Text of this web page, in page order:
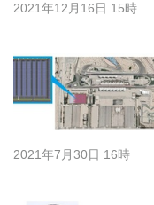
2021年12月16日 15時
2021年7月30日 16時